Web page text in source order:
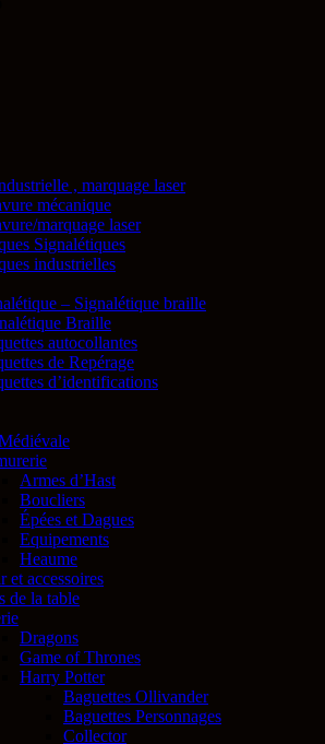
, marquage laser
mécanique
marquage laser
Signalétiques
industrielles
– Signalétique braille
Braille
autocollantes
de Repérage
d’identifications
Armes d’Hast
Boucliers
Épées et Dagues
Equipements
Heaume
et accessoires
de la table
Dragons
Game of Thrones
Harry Potter
Baguettes Ollivander
Baguettes Personnages
Collector